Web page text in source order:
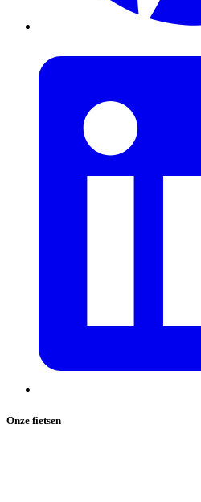
Onze fietsen